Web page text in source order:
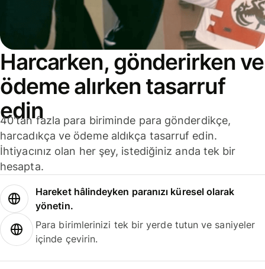
Harcarken, gönderirken ve
ödeme alırken tasarruf
edin
40'tan fazla para biriminde para gönderdikçe,
harcadıkça ve ödeme aldıkça tasarruf edin.
İhtiyacınız olan her şey, istediğiniz anda tek bir
hesapta.
Hareket hâlindeyken paranızı küresel olarak
yönetin.
Para birimlerinizi tek bir yerde tutun ve saniyeler
içinde çevirin.